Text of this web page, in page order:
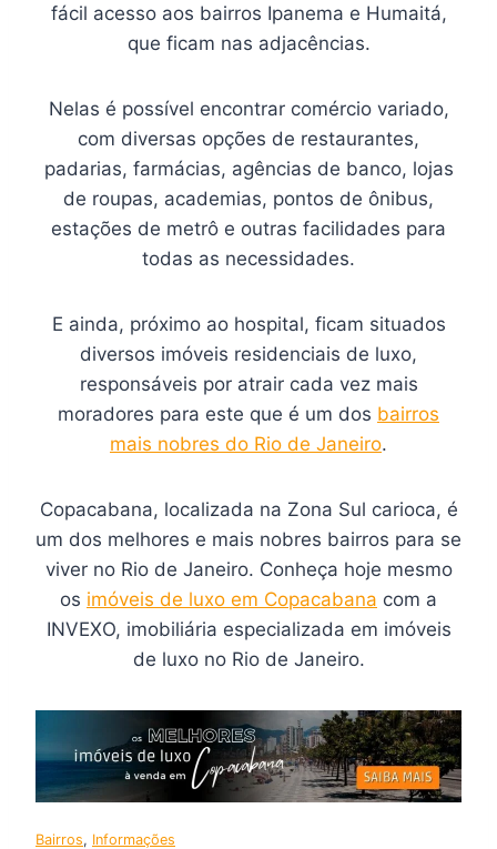
fácil acesso aos bairros Ipanema e Humaitá,
que ficam nas adjacências.
Nelas é possível encontrar comércio variado,
com diversas opções de restaurantes,
padarias, farmácias, agências de banco, lojas
de roupas, academias, pontos de ônibus,
estações de metrô e outras facilidades para
todas as necessidades.​
E ainda, próximo ao hospital, ficam situados
diversos imóveis residenciais de luxo,
responsáveis por atrair cada vez mais
moradores para este que é um dos bairros
mais nobres do Rio de Janeiro.
Copacabana, localizada na Zona Sul carioca, é
um dos melhores e mais nobres bairros para se
viver no Rio de Janeiro. Conheça hoje mesmo
os imóveis de luxo em Copacabana com a
INVEXO, imobiliária especializada em imóveis
de luxo no Rio de Janeiro.
Bairros, Informações